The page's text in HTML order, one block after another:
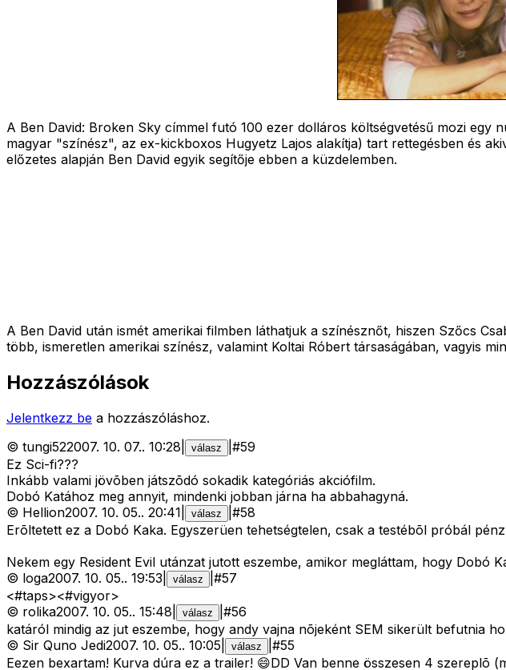
A Ben David: Broken Sky címmel futó 100 ezer dolláros költségvetésű mozi
magyar "színész", az ex-kickboxos Hugyetz Lajos alakítja) tart rettegésben és
előzetes alapján Ben David egyik segítője ebben a küzdelemben.
A Ben David után ismét amerikai filmben láthatjuk a színésznőt, hiszen Szőcs
több, ismeretlen amerikai színész, valamint Koltai Róbert társaságában, vagyis
Hozzászólások
Jelentkezz be a hozzászóláshoz.
© tungi522007. 10. 07.. 10:28 válasz #59
Ez Sci-fi???
Inkább valami jövõben játszõdó sokadik kategóriás akciófilm.
Dobó Katához meg annyit, mindenki jobban járna ha abbahagyná.
© Hellion2007. 10. 05.. 20:41 válasz #58
Erõltetett ez a Dobó Kaka. Egyszerüen tehetségtelen, csak a testébõl próbál
Nekem egy Resident Evil utánzat jutott eszembe, amikor megláttam, hogy Dobó
© loga2007. 10. 05.. 19:53 válasz #57
<#taps><#vigyor>
© rolika2007. 10. 05.. 15:48 válasz #56
katáról mindig az jut eszembe, hogy andy vajna nõjeként SEM sikerült befutnia
© Sir Quno Jedi2007. 10. 05.. 10:05 válasz #55
Eezen bexartam! Kurva dúra ez a trailer! 😄DD Van benne összesen 4 szereplõ